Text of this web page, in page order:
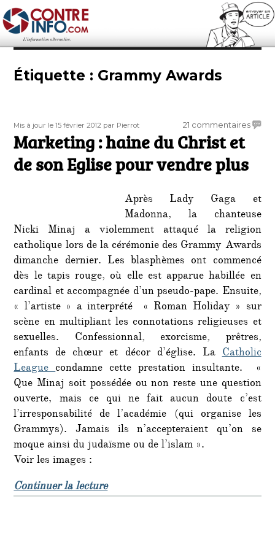
Contre-Info
Étiquette : Grammy Awards
Publié
le
Mis à jour le 15 février 2012 Auteur
par Pierrot 21 commentairessur
et
de
son
Eglise
plus
Marketing : haine du Christ et
de son Eglise pour vendre plus
Après Lady Gaga et
Madonna, la chanteuse
Nicki Minaj a violemment attaqué la religion
catholique lors de la cérémonie des Grammy Awards
dimanche dernier. Les blasphèmes ont commencé
dès le tapis rouge, où elle est apparue habillée en
cardinal et accompagnée d’un pseudo-pape. Ensuite,
« l’artiste » a interprété « Roman Holiday » sur
scène en multipliant les connotations religieuses et
sexuelles. Confessionnal, exorcisme, prêtres,
enfants de chœur et décor d’église. LaCatholic
Leaguecondamne cette prestation insultante. «
Que Minaj soit possédée ou non reste une question
ouverte, mais ce qui ne fait aucun doute c’est
l’irresponsabilité de l’académie (qui organise les
Grammys). Jamais ils n’accepteraient qu’on se
moque ainsi du judaïsme ou de l’islam ».
Voir les images :
Continuer la lecturede « Marketing : haine du Christ